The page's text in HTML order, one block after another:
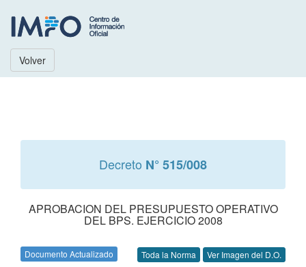
Volver
Decreto N° 515/008
APROBACION DEL PRESUPUESTO OPERATIVO
DEL BPS. EJERCICIO 2008
Documento Actualizado Toda la Norma Ver Imagen del D.O.